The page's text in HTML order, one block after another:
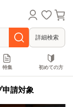
詳細検索
特集 初めての方
申請対象